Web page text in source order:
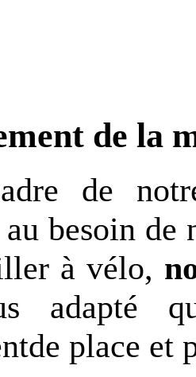
de la
de
besoin de
à vélo,
adapté
de place et